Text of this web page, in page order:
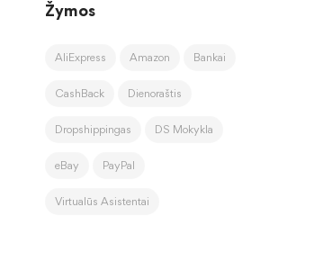
Žymos
AliExpress Amazon Bankai
CashBack Dienoraštis
Dropshippingas DS Mokykla
eBay PayPal
Virtualūs Asistentai